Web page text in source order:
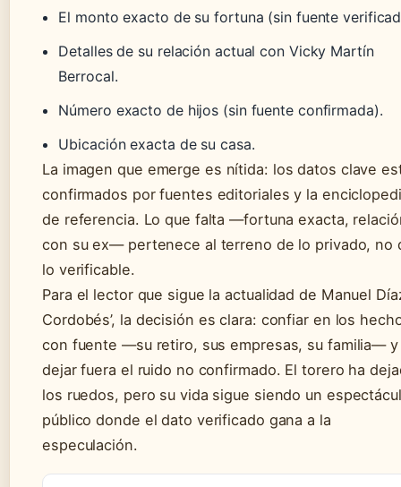
El monto exacto de su fortuna (sin fuente
Detalles de su relación actual con Vicky Martín
Berrocal.
Número exacto de hijos (sin fuente confirmada).
Ubicación exacta de su casa.
La imagen que emerge es nítida: los datos clave
confirmados por fuentes editoriales y la
de referencia. Lo que falta —fortuna exacta,
con su ex— pertenece al terreno de lo privado, no
lo verificable.
Para el lector que sigue la actualidad de Manuel
Cordobés’, la decisión es clara: confiar en los
con fuente —su retiro, sus empresas, su familia— y
dejar fuera el ruido no confirmado. El torero ha
los ruedos, pero su vida sigue siendo un
público donde el dato verificado gana a la
especulación.